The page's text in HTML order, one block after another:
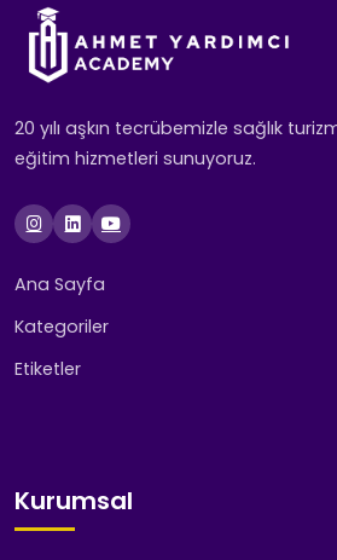
20 yılı aşkın tecrübemizle sağlık
eğitim hizmetleri sunuyoruz.
Ana Sayfa
Kategoriler
Etiketler
Kurumsal